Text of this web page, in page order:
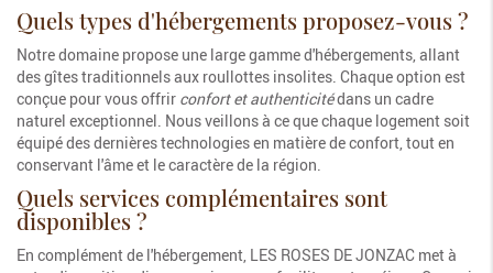
Quels types d'hébergements proposez-vous ?
Notre domaine propose une large gamme d'hébergements, allant
des gîtes traditionnels aux roullottes insolites. Chaque option est
conçue pour vous offrir confort et authenticitédans un cadre
naturel exceptionnel. Nous veillons à ce que chaque logement soit
équipé des dernières technologies en matière de confort, tout en
conservant l'âme et le caractère de la région.
Quels services complémentaires sont
disponibles ?
En complément de l'hébergement, LES ROSES DE JONZAC met à